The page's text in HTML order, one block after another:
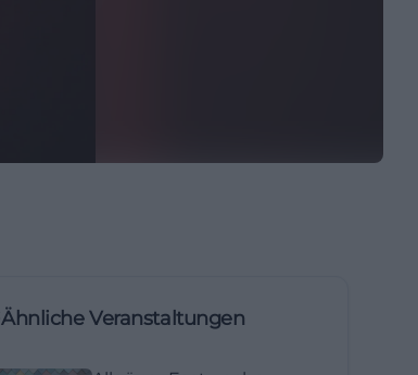
Ähnliche Veranstaltungen